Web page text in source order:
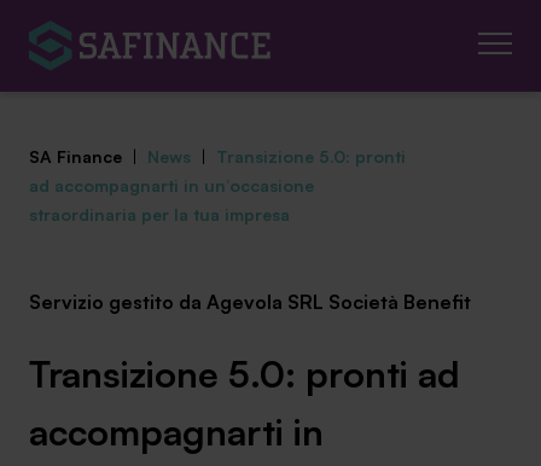
Centro studi
News ed eventi
SA Finance | News | Transizione 5.0: pronti
ad accompagnarti in un’occasione
straordinaria per la tua impresa
Servizio gestito da Agevola SRL Società Benefit
Transizione 5.0: pronti ad
accompagnarti in